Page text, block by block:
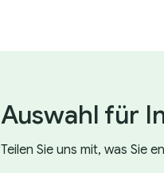
Auswahl für
Teilen Sie uns mit, was Sie